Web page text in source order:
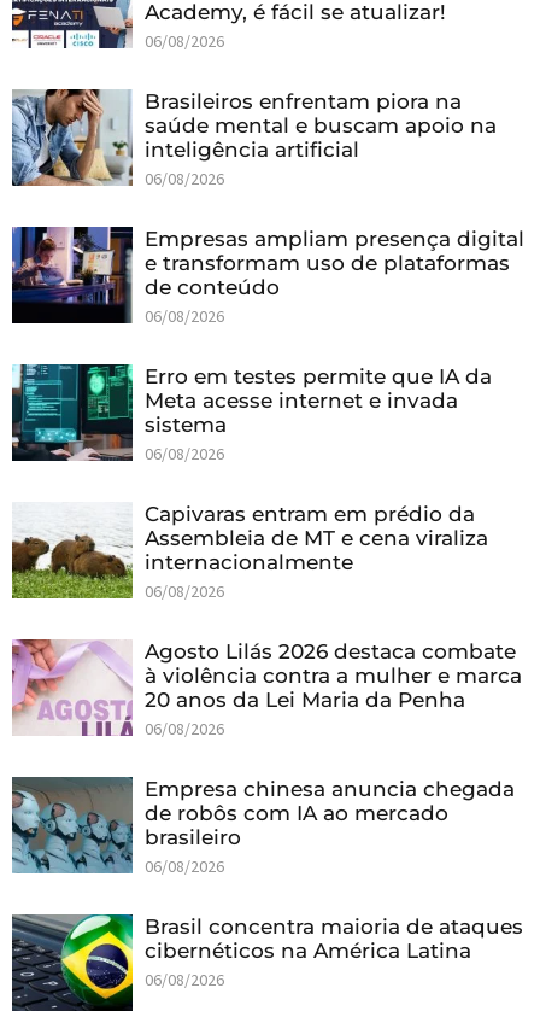
Academy, é fácil se atualizar!
06/08/2026
Brasileiros enfrentam piora na
saúde mental e buscam apoio na
inteligência artificial
06/08/2026
Empresas ampliam presença digital
e transformam uso de plataformas
de conteúdo
06/08/2026
Erro em testes permite que IA da
Meta acesse internet e invada
sistema
06/08/2026
Capivaras entram em prédio da
Assembleia de MT e cena viraliza
internacionalmente
06/08/2026
Agosto Lilás 2026 destaca combate
à violência contra a mulher e marca
20 anos da Lei Maria da Penha
06/08/2026
Empresa chinesa anuncia chegada
de robôs com IA ao mercado
brasileiro
06/08/2026
Brasil concentra maioria de ataques
cibernéticos na América Latina
06/08/2026